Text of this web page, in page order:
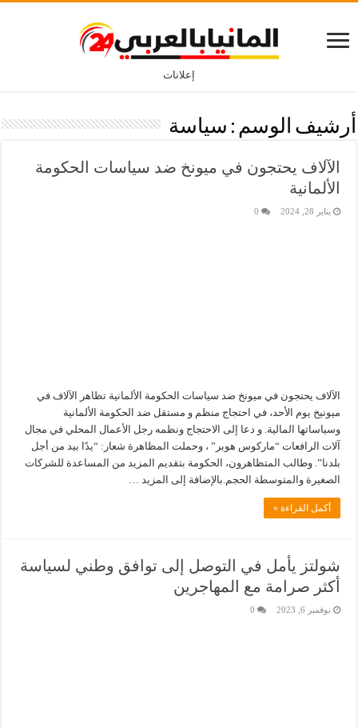
إعلانات
أرشيف الوسم : سياسة
الآلاف يحتجون في ميونخ ضد سياسات الحكومة
الألمانية
يناير 28, 2024 0
الآلاف يحتجون في ميونخ ضد سياسات الحكومة الألمانية تظاهر الآلاف في
ميونيخ يوم الأحد، في احتجاج منظم و مستقل ضد الحكومة الألمانية
وسياساتها المالية. و دعا إلى الاحتجاج ونظمه رجل الأعمال المحلي في مجال
آلات الرافعات “ماركوس هوبر” ، وحملت المظاهرة شعار: “يدًا بيد من أجل
بلدنا”. وطالب المتظاهرون، الحكومة بتقديم المزيد من المساعدة للشركات
الصغيرة والمتوسطة الحجم.بالإضافة إلى المزيد …
أكمل القراءة »
شولتز يأمل في التوصل إلى توافق وطني لسياسة
أكثر صرامة مع المهاجرين
نوفمبر 6, 2023 0